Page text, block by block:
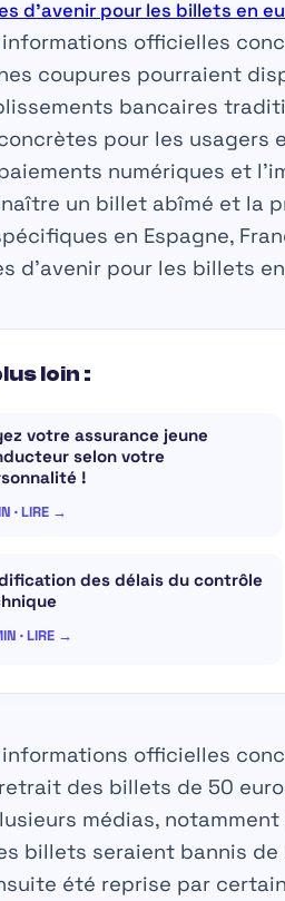
d’avenir pour les billets en
officielles
coupures pourraient
bancaires
pour les usagers
numériques et
un billet abîmé et la
en Espagne,
d’avenir pour les billets
loin :
votre assurance jeune
selon votre
!
· LIRE →
des délais du contrôle
· LIRE →
officielles
des billets de 50
médias,
billets seraient bannis
été reprise par